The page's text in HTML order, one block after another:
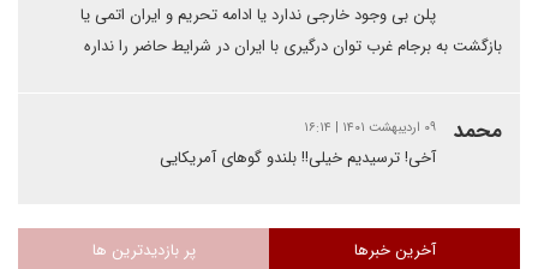
پلن بی وجود خارجی ندارد یا ادامه تحریم و ایران اتمی یا
بازگشت به برجام غرب توان درگیری با ایران در شرایط حاضر را نداره
محمد ۰۹ اردیبهشت ۱۴۰۱ | ۱۶:۱۴
آخی! ترسیدیم خیلی!! بلندو گوهای آمریکایی
آخرین خبرها پر بازدیدترین ها